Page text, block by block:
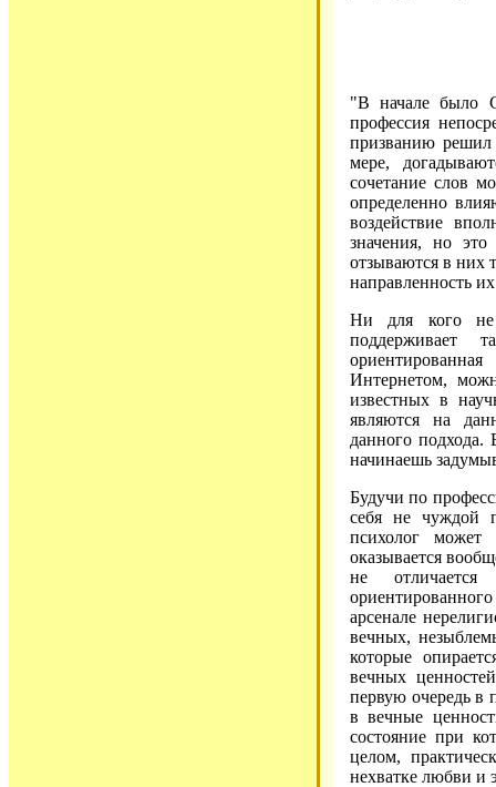
"В начале было
профессия
призванию решил
мере,
сочетание слов
определенно
воздействие
значения, но
отзываются в них
направленность
Ни для кого не
поддерживает
Интернетом,
известных в
являются на
данного
начинаешь
Будучи по
себя не чуждой
психолог может
оказывается
не
арсенале
вечных,
которые
вечных
первую очередь в
в вечные
состояние при
целом,
нехватке любви и